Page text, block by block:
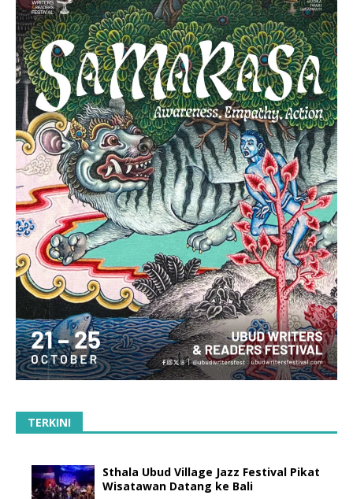
TERKINI
Sthala Ubud Village Jazz Festival Pikat
Wisatawan Datang ke Bali